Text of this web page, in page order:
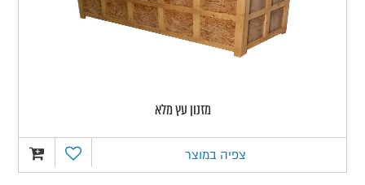
מזנון עץ מלא
צפיה במוצר